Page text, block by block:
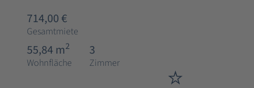
714,00 €
Gesamtmiete
55,84 m2
Wohnfläche
3
Zimmer